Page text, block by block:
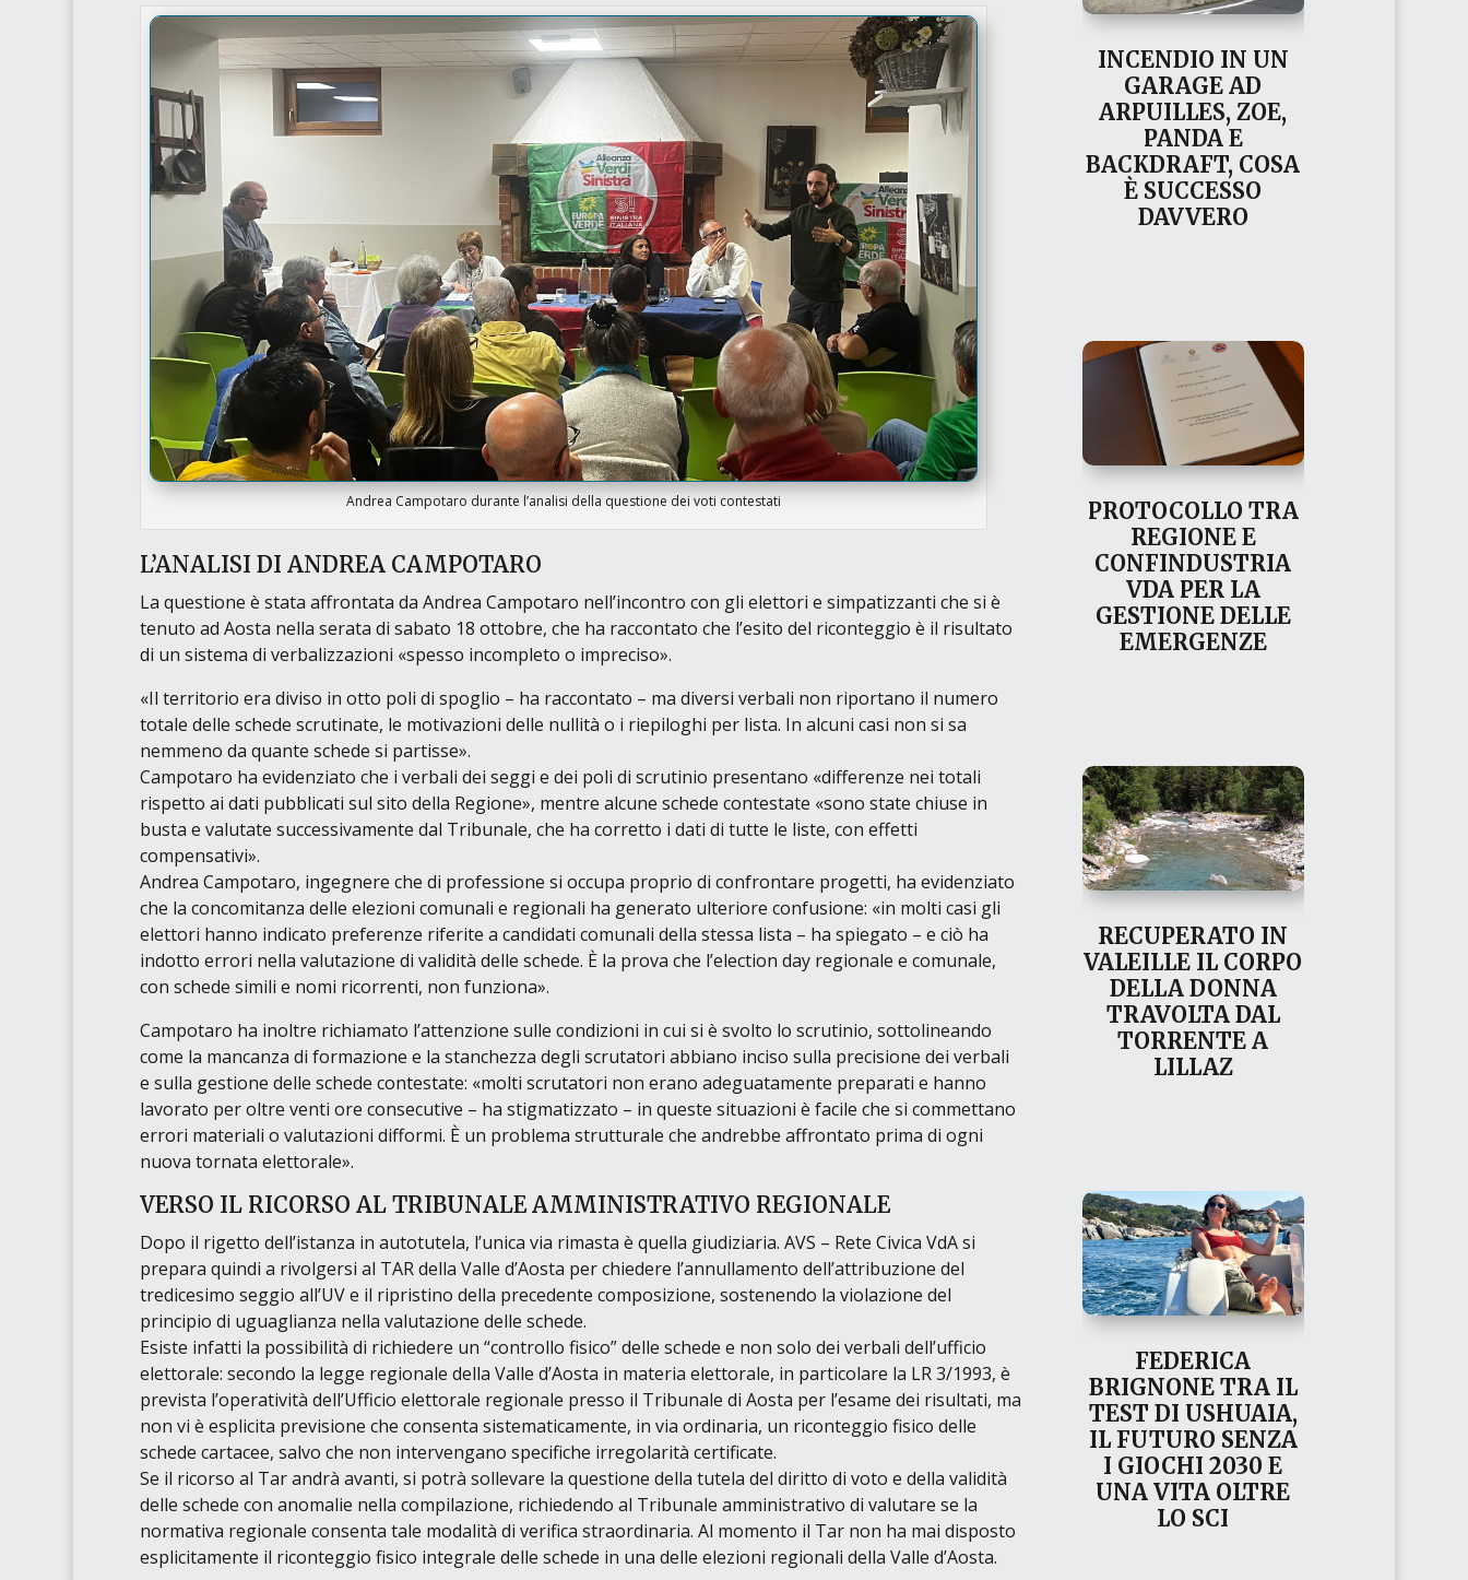
Andrea Campotaro durante l’analisi della questione dei voti contestati
L’ANALISI DI ANDREA CAMPOTARO
La questione è stata affrontata da Andrea Campotaro nell’incontro con gli elettori e simpatizzanti che si è
tenuto ad Aosta nella serata di sabato 18 ottobre, che ha raccontato che l’esito del riconteggio è il risultato
di un sistema di verbalizzazioni «spesso incompleto o impreciso».
«Il territorio era diviso in otto poli di spoglio – ha raccontato – ma diversi verbali non riportano il numero
totale delle schede scrutinate, le motivazioni delle nullità o i riepiloghi per lista. In alcuni casi non si sa
nemmeno da quante schede si partisse».
Campotaro ha evidenziato che i verbali dei seggi e dei poli di scrutinio presentano «differenze nei totali
rispetto ai dati pubblicati sul sito della Regione», mentre alcune schede contestate «sono state chiuse in
busta e valutate successivamente dal Tribunale, che ha corretto i dati di tutte le liste, con effetti
compensativi».
Andrea Campotaro, ingegnere che di professione si occupa proprio di confrontare progetti, ha evidenziato
che la concomitanza delle elezioni comunali e regionali ha generato ulteriore confusione: «in molti casi gli
elettori hanno indicato preferenze riferite a candidati comunali della stessa lista – ha spiegato – e ciò ha
indotto errori nella valutazione di validità delle schede. È la prova che l’election day regionale e comunale,
con schede simili e nomi ricorrenti, non funziona».
Campotaro ha inoltre richiamato l’attenzione sulle condizioni in cui si è svolto lo scrutinio, sottolineando
come la mancanza di formazione e la stanchezza degli scrutatori abbiano inciso sulla precisione dei verbali
e sulla gestione delle schede contestate: «molti scrutatori non erano adeguatamente preparati e hanno
lavorato per oltre venti ore consecutive – ha stigmatizzato – in queste situazioni è facile che si commettano
errori materiali o valutazioni difformi. È un problema strutturale che andrebbe affrontato prima di ogni
nuova tornata elettorale».
VERSO IL RICORSO AL TRIBUNALE AMMINISTRATIVO REGIONALE
Dopo il rigetto dell’istanza in autotutela, l’unica via rimasta è quella giudiziaria. AVS – Rete Civica VdA si
prepara quindi a rivolgersi al TAR della Valle d’Aosta per chiedere l’annullamento dell’attribuzione del
tredicesimo seggio all’UV e il ripristino della precedente composizione, sostenendo la violazione del
principio di uguaglianza nella valutazione delle schede.
Esiste infatti la possibilità di richiedere un “controllo fisico”delle schede e non solo dei verbali dell’ufficio
elettorale: secondo la legge regionale della Valle d’Aosta in materia elettorale, in particolare la LR 3/1993, è
prevista l’operatività dell’Ufficio elettorale regionale presso il Tribunale di Aosta per l’esame dei risultati, ma
non vi è esplicita previsione che consenta sistematicamente, in via ordinaria, un riconteggio fisico delle
schede cartacee, salvo che non intervengano specifiche irregolarità certificate.
Se il ricorso al Tar andrà avanti, si potrà sollevare la questione della tutela del diritto di voto e della validità
delle schede con anomalie nella compilazione, richiedendo al Tribunale amministrativo di valutare se la
normativa regionale consenta tale modalità di verifica straordinaria. Al momento il Tar non ha mai disposto
esplicitamente il riconteggio fisico integrale delle schede in una delle elezioni regionali della Valle d’Aosta.
INCENDIO IN UN
GARAGE AD
ARPUILLES, ZOE,
PANDA E
BACKDRAFT, COSA
È SUCCESSO
DAVVERO
PROTOCOLLO TRA
REGIONE E
CONFINDUSTRIA
VDA PER LA
GESTIONE DELLE
EMERGENZE
RECUPERATO IN
VALEILLE IL CORPO
DELLA DONNA
TRAVOLTA DAL
TORRENTE A
LILLAZ
FEDERICA
BRIGNONE TRA IL
TEST DI USHUAIA,
IL FUTURO SENZA
I GIOCHI 2030 E
UNA VITA OLTRE
LO SCI